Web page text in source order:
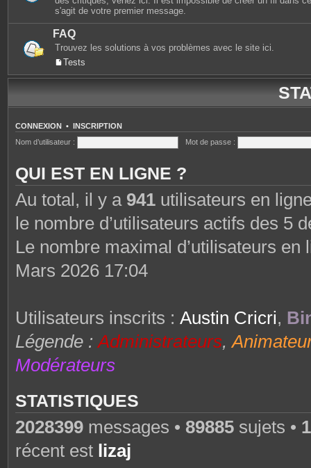
s'agit de votre premier message.
FAQ
Trouvez les solutions à vos problèmes avec le site ici.
Tests
CONNEXION • INSCRIPTION
Nom d’utilisateur :
Mot de passe :
QUI EST EN LIGNE ?
Au total, il y a 941 utilisateurs en
le nombre d’utilisateurs actifs des 5
Le nombre maximal d’utilisateurs
Mars 2026 17:04
Utilisateurs inscrits : Austin Cricri,
Légende :Administrateurs,
Modérateurs
STATISTIQUES
2028399 messages • 89885 sujets •
récent est lizaj